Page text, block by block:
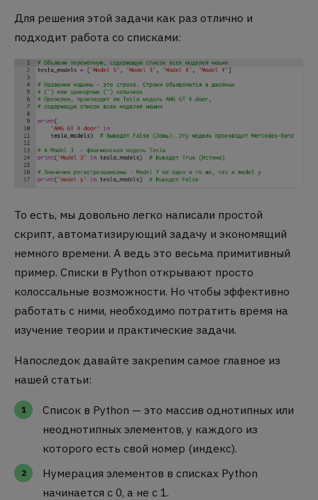
Для решения этой задачи как раз отлично и
подходит работа со списками:
То есть, мы довольно легко написали простой
скрипт, автоматизирующий задачу и экономящий
немного времени. А ведь это весьма примитивный
пример. Списки в Python открывают просто
колоссальные возможности. Но чтобы эффективно
работать с ними, необходимо потратить время на
изучение теории и практические задачи.
Напоследок давайте закрепим самое главное из
нашей статьи:
Список в Python — это массив однотипных или
неоднотипных элементов, у каждого из
которого есть свой номер (индекс).
Нумерация элементов в списках Python
начинается с 0, а не с 1.